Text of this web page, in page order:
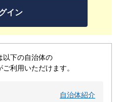
イン
以下の自治体の
利用いただけます。
自治体紹介
代表産業のひとつ「飛騨家
なお部屋を用意してお客様の
。